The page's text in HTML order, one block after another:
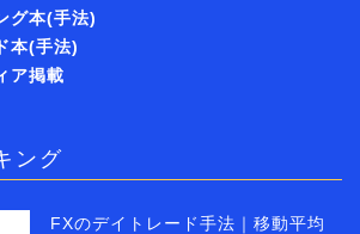
グ本(手法)
本(手法)
ア掲載
ング
FXのデイトレード手法｜移動平均